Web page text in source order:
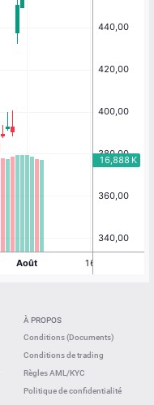
À PROPOS
Conditions (Documents)
Conditions de trading
Règles AML/KYC
Politique de confidentialité